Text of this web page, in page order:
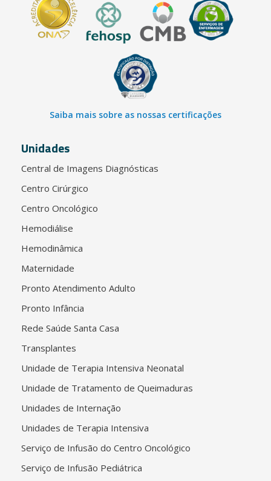
Saiba mais sobre as nossas certificações
Unidades
Central de Imagens Diagnósticas
Centro Cirúrgico
Centro Oncológico
Hemodiálise
Hemodinâmica
Maternidade
Pronto Atendimento Adulto
Pronto Infância
Rede Saúde Santa Casa
Transplantes
Unidade de Terapia Intensiva Neonatal
Unidade de Tratamento de Queimaduras
Unidades de Internação
Unidades de Terapia Intensiva
Serviço de Infusão do Centro Oncológico
Serviço de Infusão Pediátrica